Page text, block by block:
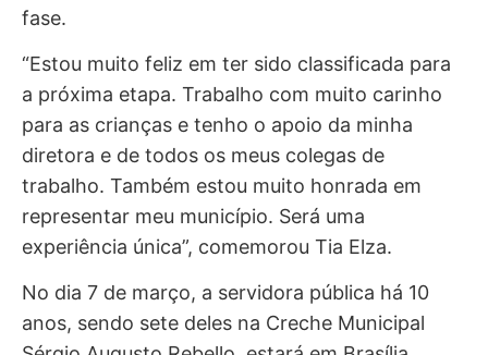
fase.
“Estou muito feliz em ter sido classificada para
a próxima etapa. Trabalho com muito carinho
para as crianças e tenho o apoio da minha
diretora e de todos os meus colegas de
trabalho. Também estou muito honrada em
representar meu município. Será uma
experiência única”, comemorou Tia Elza.
No dia 7 de março, a servidora pública há 10
anos, sendo sete deles na Creche Municipal